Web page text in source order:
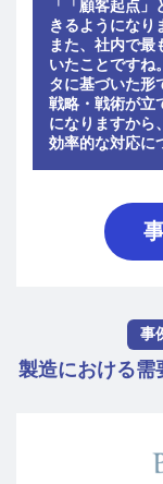
「「顧客起点
きるようになり
また、社内で最
いたことですね
タに基づいた形
戦略・戦術が立
になりますから
効率的な対応に
事
製造における需